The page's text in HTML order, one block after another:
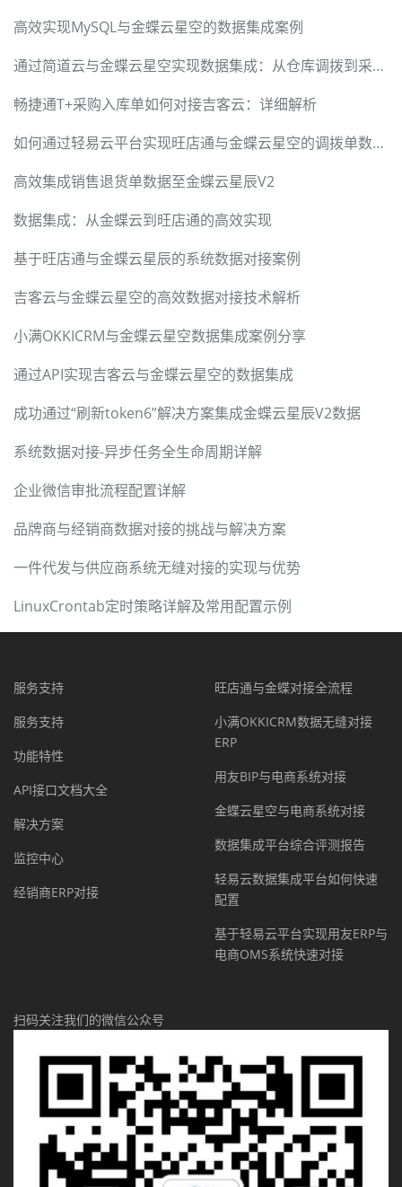
高效实现MySQL与金蝶云星空的数据集成案例
通过简道云与金蝶云星空实现数据集成：从仓库调拨到采购入库
畅捷通T+采购入库单如何对接吉客云：详细解析
如何通过轻易云平台实现旺店通与金蝶云星空的调拨单数据集成
高效集成销售退货单数据至金蝶云星辰V2
数据集成：从金蝶云到旺店通的高效实现
基于旺店通与金蝶云星辰的系统数据对接案例
吉客云与金蝶云星空的高效数据对接技术解析
小满OKKICRM与金蝶云星空数据集成案例分享
通过API实现吉客云与金蝶云星空的数据集成
成功通过“刷新token6”解决方案集成金蝶云星辰V2数据
系统数据对接-异步任务全生命周期详解
企业微信审批流程配置详解
品牌商与经销商数据对接的挑战与解决方案
一件代发与供应商系统无缝对接的实现与优势
LinuxCrontab定时策略详解及常用配置示例
服务支持
服务支持
功能特性
API接口文档大全
解决方案
监控中心
经销商ERP对接
旺店通与金蝶对接全流程
小满OKKICRM数据无缝对接
ERP
用友BIP与电商系统对接
金蝶云星空与电商系统对接
数据集成平台综合评测报告
轻易云数据集成平台如何快速
配置
基于轻易云平台实现用友ERP与
电商OMS系统快速对接
扫码关注我们的微信公众号